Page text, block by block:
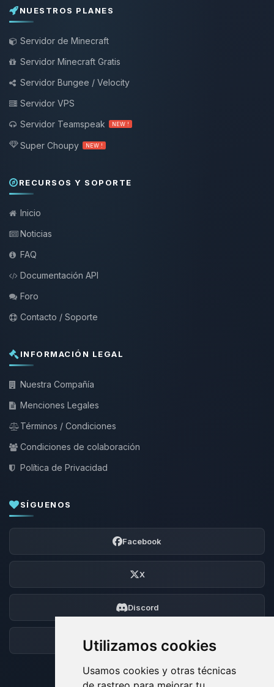
Utilizamos cookies
Usamos cookies y otras técnicas
NUESTROS PLANES
Servidor de Minecraft
Servidor Minecraft Gratis
Servidor Bungee / Velocity
Servidor VPS
Servidor Teamspeak
NEW !
Super Choupy NEW !
RECURSOS Y SOPORTE
Inicio
Noticias
FAQ
Documentación API
Foro
Contacto / Soporte
INFORMACIÓN LEGAL
Nuestra Compañía
Menciones Legales
Términos / Condiciones
Condiciones de colaboración
Política de Privacidad
SÍGUENOS
Facebook
X
Discord
Foro